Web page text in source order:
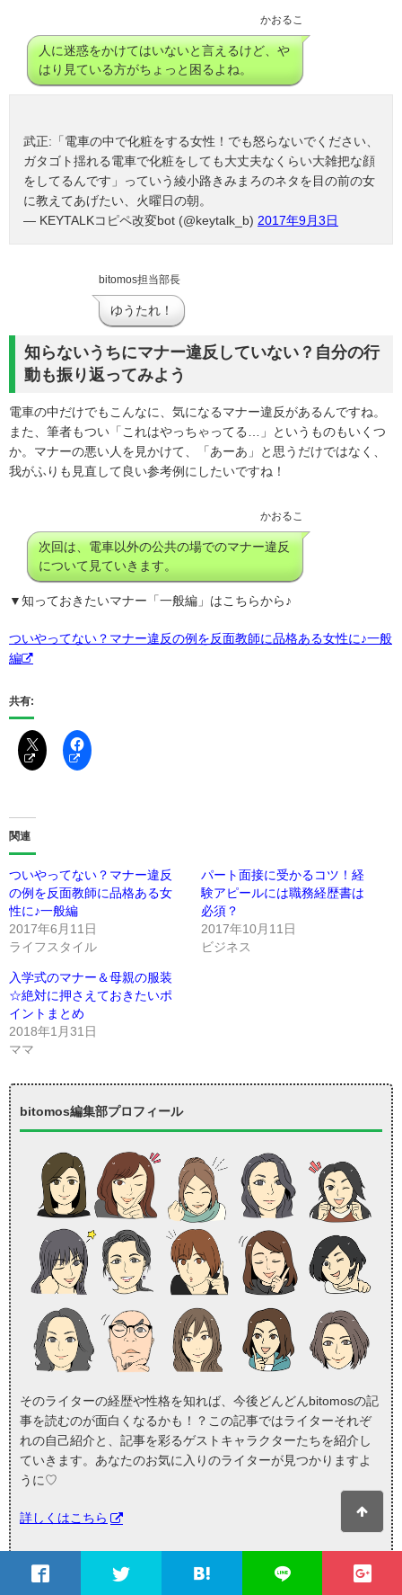
かおるこ
人に迷惑をかけてはいないと言えるけど、や
はり見ている方がちょっと困るよね。
武正:「電車の中で化粧をする女性！でも怒らないでください、
ガタゴト揺れる電車で化粧をしても大丈夫なくらい大雑把な顔
をしてるんです」っていう綾小路きみまろのネタを目の前の女
に教えてあげたい、火曜日の朝。
— KEYTALKコピペ改変bot (@keytalk_b) 2017年9月3日
bitomos担当部長
ゆうたれ！
知らないうちにマナー違反していない？自分の行
動も振り返ってみよう
電車の中だけでもこんなに、気になるマナー違反があるんですね。
また、筆者もつい「これはやっちゃってる…」というものもいくつ
か。マナーの悪い人を見かけて、「あーあ」と思うだけではなく、
我がふりも見直して良い参考例にしたいですね！
かおるこ
次回は、電車以外の公共の場でのマナー違反
について見ていきます。
▼知っておきたいマナー「一般編」はこちらから♪
ついやってない？マナー違反の例を反面教師に品格ある女性に♪一般
編
共有:
関連
ついやってない？マナー違反
の例を反面教師に品格ある女
性に♪一般編
2017年6月11日
ライフスタイル
パート面接に受かるコツ！経
験アピールには職務経歴書は
必須？
2017年10月11日
ビジネス
入学式のマナー＆母親の服装
☆絶対に押さえておきたいポ
イントまとめ
2018年1月31日
ママ
bitomos編集部プロフィール
そのライターの経歴や性格を知れば、今後どんどんbitomosの記
事を読むのが面白くなるかも！？この記事ではライターそれぞ
れの自己紹介と、記事を彩るゲストキャラクターたちを紹介し
ていきます。あなたのお気に入りのライターが見つかりますよ
うに♡
詳しくはこちら
bitomosの 注目記事 を受け取ろう